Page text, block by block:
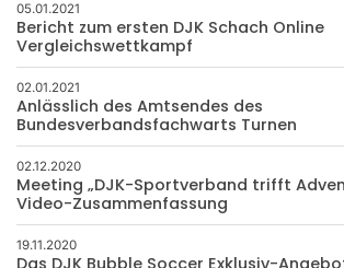
05.01.2021
Bericht zum ersten DJK Schach Online
Vergleichswettkampf
02.01.2021
Anlässlich des Amtsendes des
Bundesverbandsfachwarts Turnen
02.12.2020
Meeting „DJK-Sportverband trifft
Video-Zusammenfassung
19.11.2020